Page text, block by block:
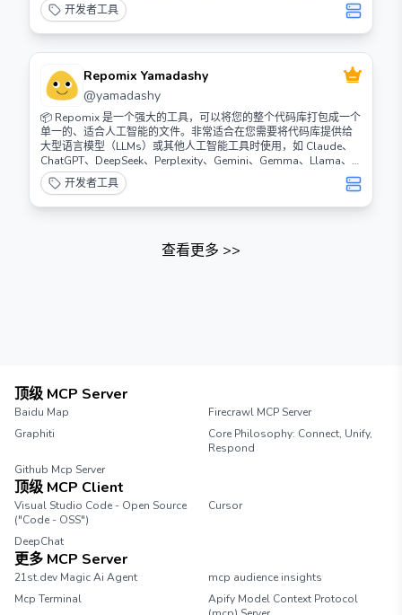
开发者工具
Repomix Yamadashy
@yamadashy
📦 Repomix 是一个强大的工具，可以将您的整个代码库打包成一个
单一的、适合人工智能的文件。非常适合在您需要将代码库提供给
大型语言模型（LLMs）或其他人工智能工具时使用，如 Claude、
ChatGPT、DeepSeek、Perplexity、Gemini、Gemma、Llama、
Grok 等。
开发者工具
查看更多 >>
顶级 MCP Server
Baidu Map
Firecrawl MCP Server
Graphiti
Core Philosophy: Connect, Unify,
Respond
Github Mcp Server
顶级 MCP Client
Visual Studio Code - Open Source
("Code - OSS")
Cursor
DeepChat
更多 MCP Server
21st.dev Magic Ai Agent
mcp audience insights
Mcp Terminal
Apify Model Context Protocol